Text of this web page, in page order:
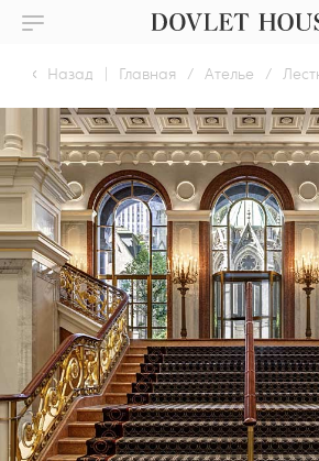
Назад | Главная / Ателье /